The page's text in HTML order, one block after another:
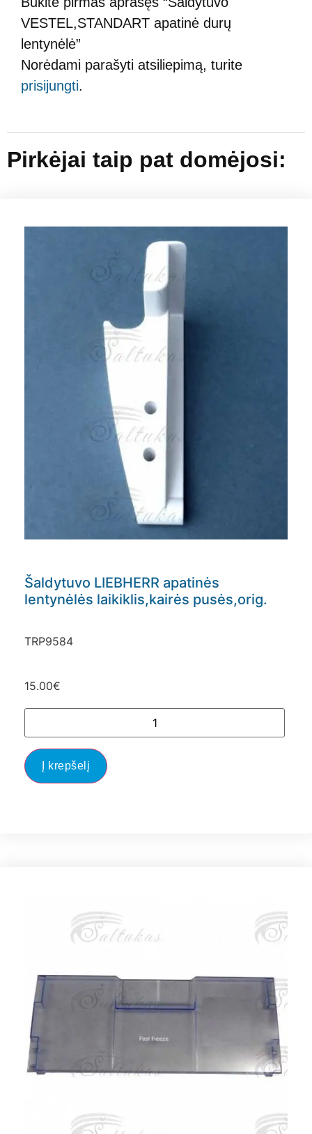
VESTEL,STANDART apatinė durų
lentynėlė”
Norėdami parašyti atsiliepimą, turite
prisijungti.
Pirkėjai taip pat domėjosi:
Šaldytuvo LIEBHERR apatinės
lentynėlės laikiklis,kairės pusės,orig.
TRP9584
15.00€
Į krepšelį